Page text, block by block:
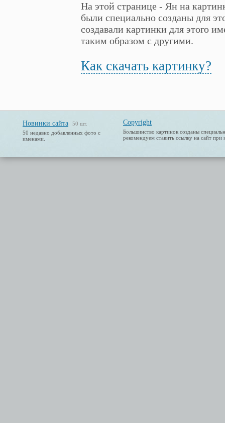
На этой странице - Ян на
были специально созданы для
создавали картинки для этого
таким образом с другими.
Как скачать картинку?
Новинки сайта
50 шт.
50 недавно добавленных фото с
именами.
Copyright
Большинство картинок созданы
рекомендуем ставить ссылку на сайт при